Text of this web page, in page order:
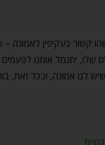
קשור בעקיפין לאמונה
שלו, יתגמל אותנו
לנו אמונה, ובכל זאת,